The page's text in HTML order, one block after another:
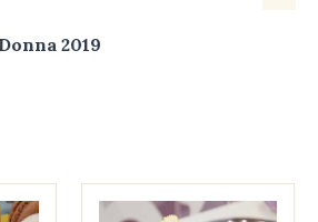
2019